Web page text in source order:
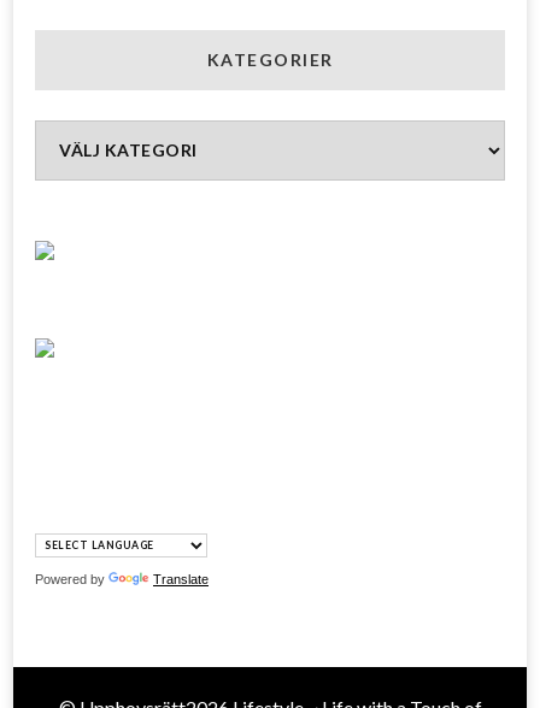
KATEGORIER
Kategorier
Powered by Translate